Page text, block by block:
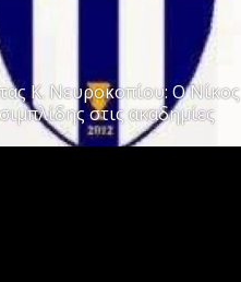
Κ. Νευροκοπίου: Ο Νίκος
στις ακαδημίες